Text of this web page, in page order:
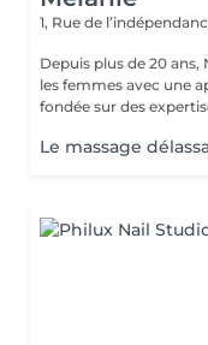
1, Rue de
Depuis plus de 20
les femmes avec une
fondée sur des
Le massage